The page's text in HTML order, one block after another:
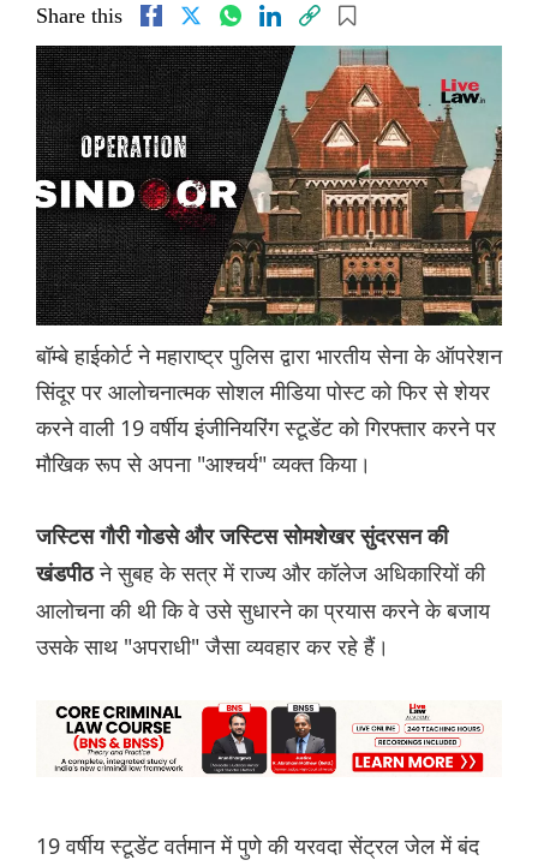
Share this
बॉम्बे हाईकोर्ट ने महाराष्ट्र पुलिस द्वारा भारतीय सेना के ऑपरेशन
सिंदूर पर आलोचनात्मक सोशल मीडिया पोस्ट को फिर से शेयर
करने वाली 19 वर्षीय इंजीनियरिंग स्टूडेंट को गिरफ्तार करने पर
मौखिक रूप से अपना "आश्चर्य" व्यक्त किया।
जस्टिस गौरी गोडसे और जस्टिस सोमशेखर सुंदरसन की
खंडपीठने सुबह के सत्र में राज्य और कॉलेज अधिकारियों की
आलोचना की थी कि वे उसे सुधारने का प्रयास करने के बजाय
उसके साथ "अपराधी" जैसा व्यवहार कर रहे हैं।
19 वर्षीय स्टूडेंट वर्तमान में पुणे की यरवदा सेंट्रल जेल में बंद